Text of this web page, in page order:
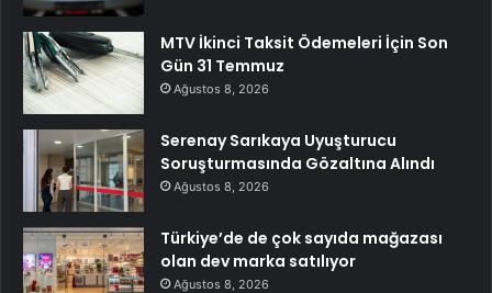
MTV İkinci Taksit Ödemeleri İçin Son
Gün 31 Temmuz
Ağustos 8, 2026
Serenay Sarıkaya Uyuşturucu
Soruşturmasında Gözaltına Alındı
Ağustos 8, 2026
Türkiye’de de çok sayıda mağazası
olan dev marka satılıyor
Ağustos 8, 2026